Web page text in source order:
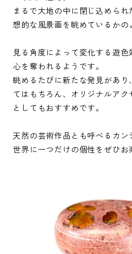
まるで大地の中に閉じ込めら
想的な風景画を眺めているかの
見る角度によって変化する遊
心を奪われるようです。
眺めるたびに新たな発見があり
てはもちろん、オリジナルア
としてもおすすめです。
天然の芸術作品とも呼べるカン
世界に一つだけの個性をぜひお